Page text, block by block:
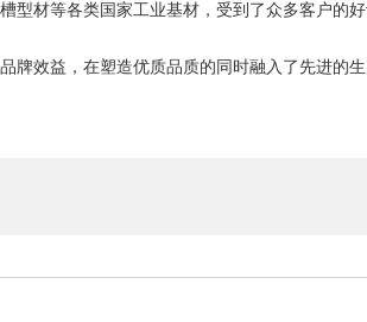
材等各类国家工业基材，受到了众多客户的
效益，在塑造优质品质的同时融入了先进的生